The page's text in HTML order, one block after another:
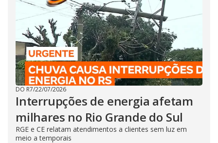
DO R7/22/07/2026
Interrupções de energia afetam
milhares no Rio Grande do Sul
RGE e CE relatam atendimentos a clientes sem luz em
meio a temporais